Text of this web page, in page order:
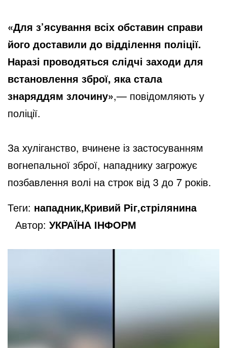
«Для з’ясування всіх обставин справи
його доставили до відділення поліції.
Наразі проводяться слідчі заходи для
встановлення зброї, яка стала
знаряддям злочину»,— повідомляють у
поліції.
За хуліганство, вчинене із застосуванням
вогнепальної зброї, нападнику загрожує
позбавлення волі на строк від 3 до 7 років.
Теги: нападник,Кривий Ріг,стрілянина
Автор: УКРАЇНА ІНФОРМ